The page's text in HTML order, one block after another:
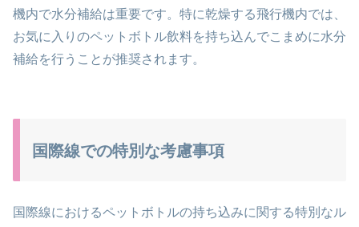
機内で水分補給は重要です。特に乾燥する飛行機内では、
お気に入りのペットボトル飲料を持ち込んでこまめに水分
補給を行うことが推奨されます。
国際線での特別な考慮事項
国際線におけるペットボトルの持ち込みに関する特別なル